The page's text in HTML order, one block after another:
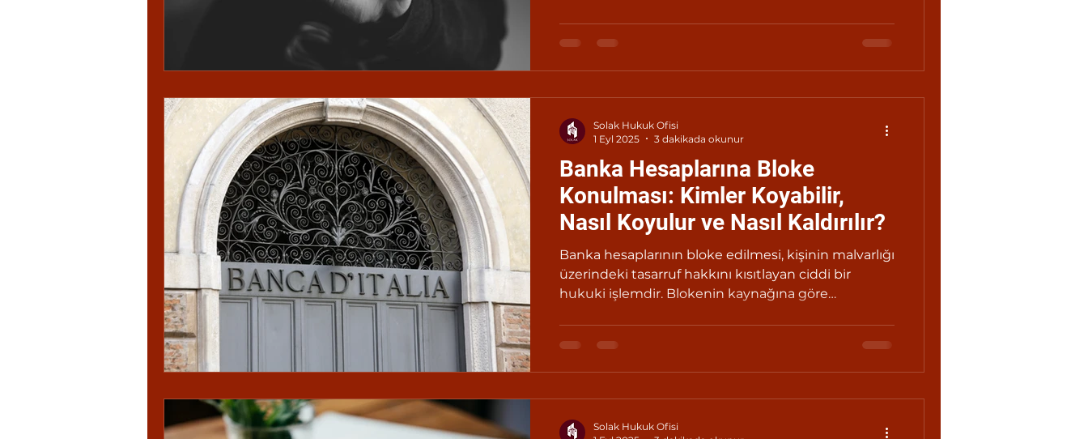
Banka Hesaplarına Bloke
Konulması: Kimler Koyabilir,
Nasıl Koyulur ve Nasıl Kaldırılır?
Banka hesaplarının bloke edilmesi, kişinin malvarlığı
üzerindeki tasarruf hakkını kısıtlayan ciddi bir
hukuki işlemdir. Blokenin kaynağına göre
konulan kişi, öncelikle hangi kurum tarafından ve
hangi gerekçeyle bloke konulduğunu
Solak Hukuk Ofisi
1 Eyl 2025
3 dakikada okunur
Solak Hukuk Ofisi